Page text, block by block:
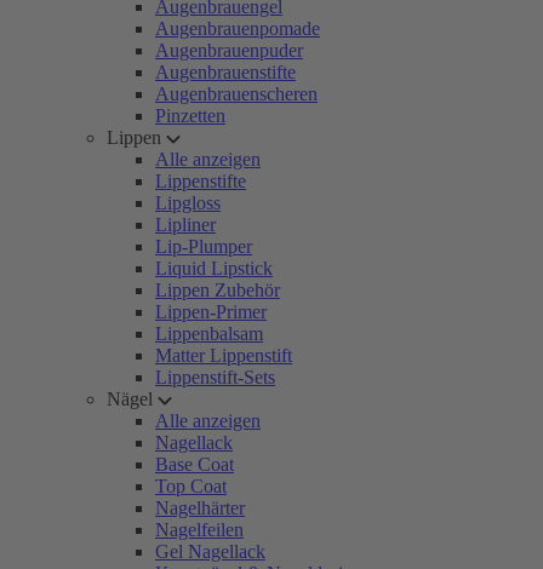
Augenbrauengel
Augenbrauenpomade
Augenbrauenpuder
Augenbrauenstifte
Augenbrauenscheren
Pinzetten
Lippen
Alle anzeigen
Lippenstifte
Lipgloss
Lipliner
Lip-Plumper
Liquid Lipstick
Lippen Zubehör
Lippen-Primer
Lippenbalsam
Matter Lippenstift
Lippenstift-Sets
Nägel
Alle anzeigen
Nagellack
Base Coat
Top Coat
Nagelhärter
Nagelfeilen
Gel Nagellack